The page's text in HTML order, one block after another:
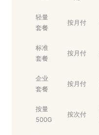
轻量
套餐
按月付
标准
套餐
按月付
企业
套餐
按月付
按量
500G
按次付